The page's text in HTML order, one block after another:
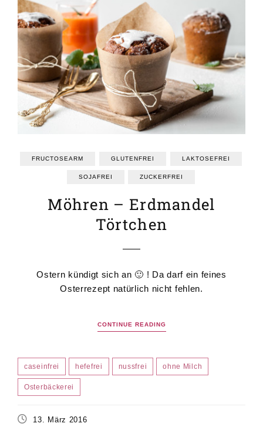
FRUCTOSEARM GLUTENFREI LAKTOSEFREI
SOJAFREI ZUCKERFREI
Möhren – Erdmandel
Törtchen
Ostern kündigt sich an 🙂 ! Da darf ein feines
Osterrezept natürlich nicht fehlen.
CONTINUE READING
caseinfrei hefefrei nussfrei ohne Milch
Osterbäckerei
13. März 2016